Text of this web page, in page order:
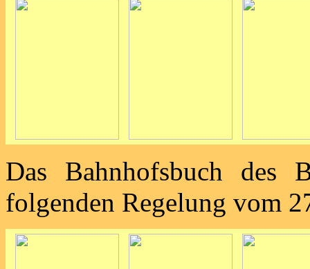
Das Bahnhofsbuch des
folgenden Regelung vom